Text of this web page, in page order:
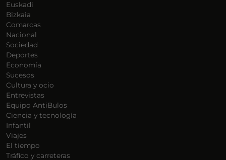
Euskadi
Bizkaia
Comarcas
Nacional
Sociedad
Deportes
Economía
Sucesos
Cultura y ocio
Entrevistas
Equipo AntiBulos
Ciencia y tecnología
Infantil
Viajes
El tiempo
Tráfico y carreteras